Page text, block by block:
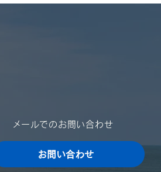
2024年8月15日（木）...
​メールでのお問い合わせ
お問い合わせ